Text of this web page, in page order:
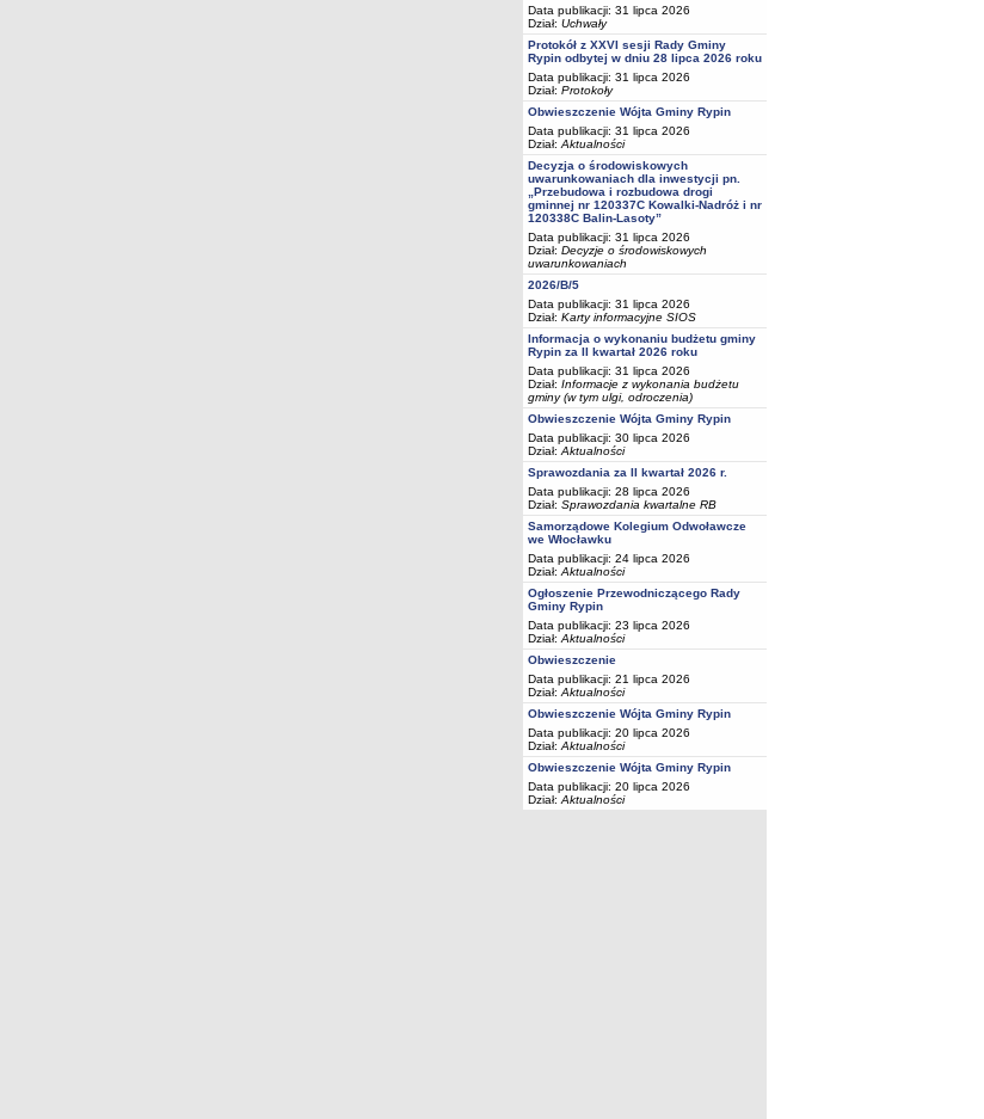
Data publikacji: 31 lipca 2026
Dział: Uchwały
Protokół z XXVI sesji Rady Gminy
Rypin odbytej w dniu 28 lipca 2026 roku
Data publikacji: 31 lipca 2026
Dział: Protokoły
Obwieszczenie Wójta Gminy Rypin
Data publikacji: 31 lipca 2026
Dział: Aktualności
Decyzja o środowiskowych
uwarunkowaniach dla inwestycji pn.
„Przebudowa i rozbudowa drogi
gminnej nr 120337C Kowalki-Nadróż i nr
120338C Balin-Lasoty”
Data publikacji: 31 lipca 2026
Dział: Decyzje o środowiskowych
uwarunkowaniach
2026/B/5
Data publikacji: 31 lipca 2026
Dział: Karty informacyjne SIOS
Informacja o wykonaniu budżetu gminy
Rypin za II kwartał 2026 roku
Data publikacji: 31 lipca 2026
Dział: Informacje z wykonania budżetu
gminy (w tym ulgi, odroczenia)
Obwieszczenie Wójta Gminy Rypin
Data publikacji: 30 lipca 2026
Dział: Aktualności
Sprawozdania za II kwartał 2026 r.
Data publikacji: 28 lipca 2026
Dział: Sprawozdania kwartalne RB
Samorządowe Kolegium Odwoławcze
we Włocławku
Data publikacji: 24 lipca 2026
Dział: Aktualności
Ogłoszenie Przewodniczącego Rady
Gminy Rypin
Data publikacji: 23 lipca 2026
Dział: Aktualności
Obwieszczenie
Data publikacji: 21 lipca 2026
Dział: Aktualności
Obwieszczenie Wójta Gminy Rypin
Data publikacji: 20 lipca 2026
Dział: Aktualności
Obwieszczenie Wójta Gminy Rypin
Data publikacji: 20 lipca 2026
Dział: Aktualności